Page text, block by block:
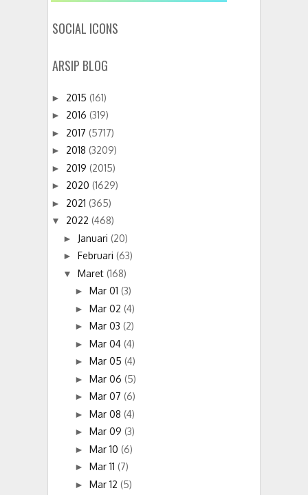
SOCIAL ICONS
ARSIP BLOG
► 2015 (161)
► 2016 (319)
► 2017 (5717)
► 2018 (3209)
► 2019 (2015)
► 2020 (1629)
► 2021 (365)
▼ 2022 (468)
► Januari (20)
► Februari (63)
▼ Maret (168)
► Mar 01 (3)
► Mar 02 (4)
► Mar 03 (2)
► Mar 04 (4)
► Mar 05 (4)
► Mar 06 (5)
► Mar 07 (6)
► Mar 08 (4)
► Mar 09 (3)
► Mar 10 (6)
► Mar 11 (7)
► Mar 12 (5)